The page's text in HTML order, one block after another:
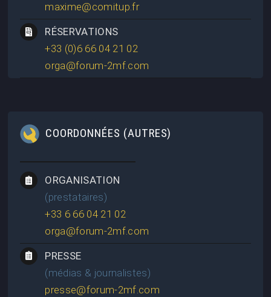
maxime@comitup.fr
RÉSERVATIONS
+33 (0)6 66 04 21 02
orga@forum-2mf.com
COORDONNÉES (AUTRES)
ORGANISATION
(prestataires)
+33 6 66 04 21 02
orga@forum-2mf.com
PRESSE
(médias & journalistes)
presse@forum-2mf.com